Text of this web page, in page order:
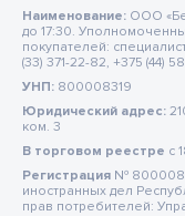
Наименование: ООО
до 17:30.
покупателей:
(33) 371-22-82, +375 (44)
УНП: 800008319
Юридический адрес:
ком. 3
В торговом реестре c
Регистрация №
иностранных дел
прав потребителей: